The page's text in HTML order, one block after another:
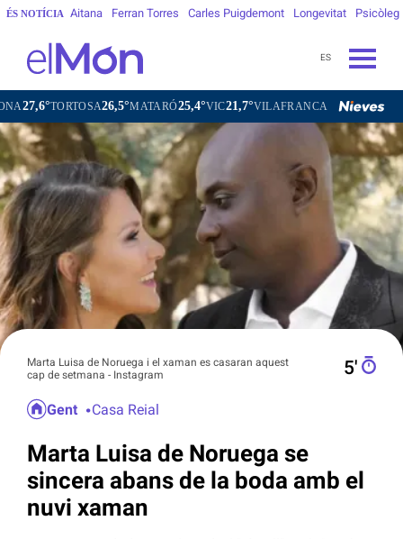
ÉS NOTÍCIA Aitana Ferran Torres Carles Puigdemont Longevitat Psicòleg
ES
26,5°MATARÓ25,4°VIC21,7°VILAFRANCA DEL PENEDÈS24,0°
Marta Luisa de Noruega i el xaman es casaran aquest
cap de setmana - Instagram
5′
Gent Casa Reial
Marta Luisa de Noruega se
sincera abans de la boda amb el
nuvi xaman